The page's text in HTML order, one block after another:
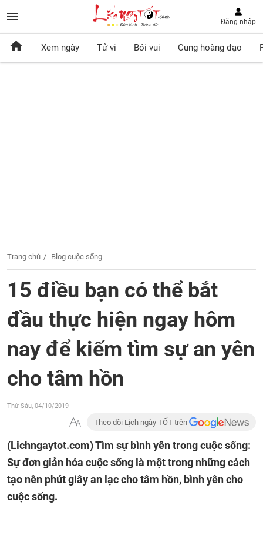
Đăng nhập
Xem ngày Tử vi Bói vui Cung hoàng đạo
Trang chủ Blog cuộc sống
15 điều bạn có thể bắt
đầu thực hiện ngay hôm
nay để kiếm tìm sự an yên
cho tâm hồn
Thứ Sáu, 04/10/2019
Theo dõi Lịch ngày TỐT trên
(Lichngaytot.com)Tìm sự bình yên trong cuộc sống:
Sự đơn giản hóa cuộc sống là một trong những cách
tạo nên phút giây an lạc cho tâm hồn, bình yên cho
cuộc sống.